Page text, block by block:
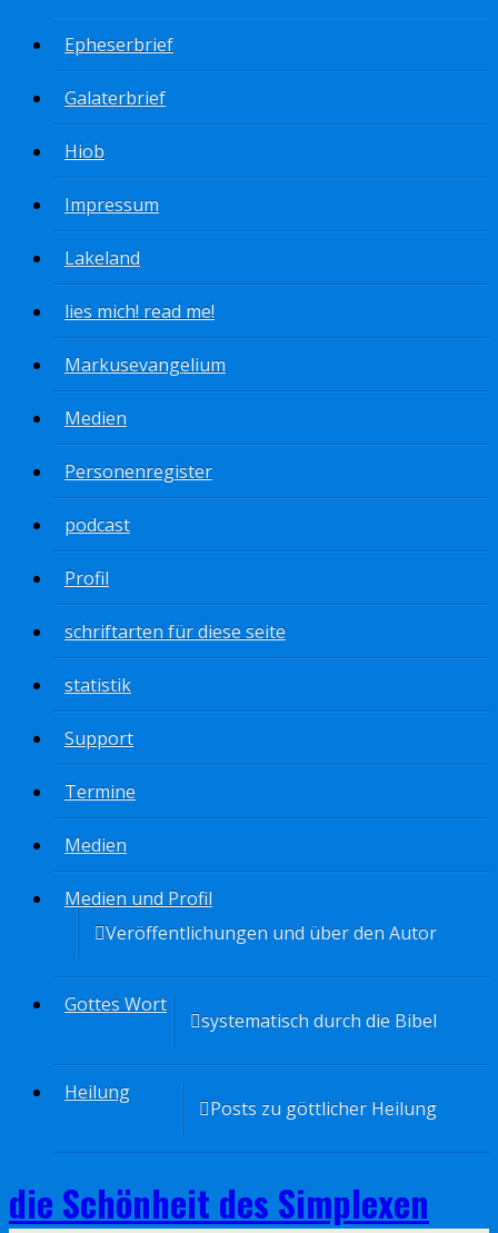
Epheserbrief
Galaterbrief
Hiob
Impressum
Lakeland
lies mich! read me!
Markusevangelium
Medien
Personenregister
podcast
Profil
schriftarten für diese seite
statistik
Support
Termine
Medien
Medien und Profil
Veröffentlichungen und über den Autor
Gottes Wort
systematisch durch die Bibel
Heilung
Posts zu göttlicher Heilung
die Schönheit des Simplexen